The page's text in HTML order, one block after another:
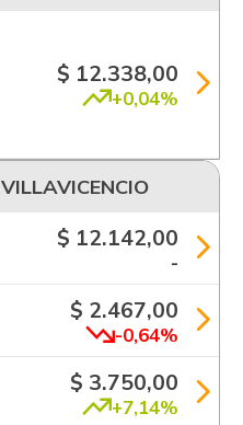
$ 12.338,00
+0,04%
VILLAVICENCIO
$ 12.142,00
-
$ 2.467,00
-0,64%
$ 3.750,00
+7,14%